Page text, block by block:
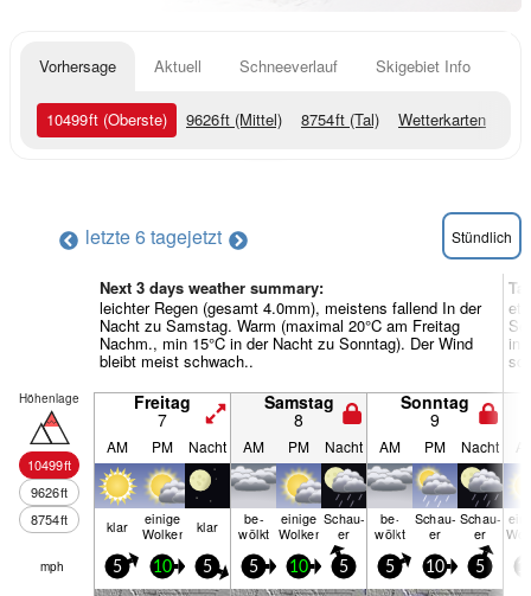
Vorhersage Aktuell Schneeverlauf Skigebiet Info
10499ft (Oberste) 9626ft (Mittel) 8754ft (Tal) Wetterkarten
letzte 6 tagejetzt Stündlich
Next 3 days weather summary:
leichter Regen (gesamt 4.0mm), meistens fallend In der
Nacht zu Samstag. Warm (maximal 20°C am Freitag
Nachm., min 15°C in der Nacht zu Sonntag). Der Wind
bleibt meist schwach..
in
Höhenlage
10499ft
9626ft
8754ft
Freitag
7
Samstag
8
Sonntag
9
AM PM Nacht AM PM Nacht AM PM Nacht
klar einige
Wolken klar be­
wölkt
einige
Wolken
Schau­
er
be­
wölkt
Schau­
er
Schau­
er
mph 5 10 5 5 10 5 5 10 5